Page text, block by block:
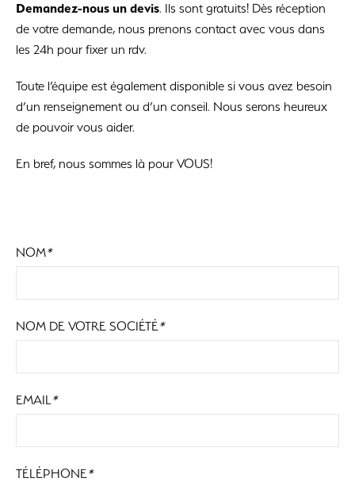
Demandez-nous un devis. Ils sont gratuits! Dès réception
de votre demande, nous prenons contact avec vous dans
les 24h pour fixer un rdv.
Toute l’équipe est également disponible si vous avez besoin
d’un renseignement ou d’un conseil. Nous serons heureux
de pouvoir vous aider.
En bref, nous sommes là pour VOUS!
NOM*
NOM DE VOTRE SOCIÉTÉ*
EMAIL*
TÉLÉPHONE*